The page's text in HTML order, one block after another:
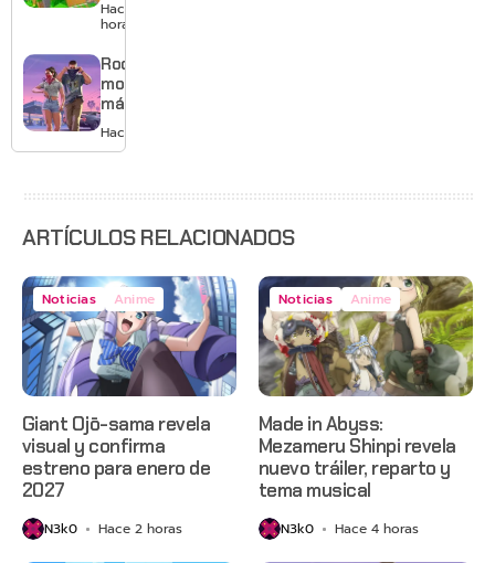
mejores
y mucho
Mario
Hace 7
horas
Rockstar
mostrará
más de
GTA 6 en
agosto
Hace 1 día
ARTÍCULOS RELACIONADOS
Noticias Anime
Giant Ojō-sama revela
visual y confirma
estreno para enero de
2027
N3k0 Hace 2 horas
Noticias Anime
Made in Abyss:
Mezameru Shinpi revela
nuevo tráiler, reparto y
tema musical
N3k0 Hace 4 horas